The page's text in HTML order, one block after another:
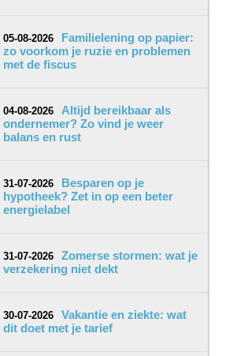
05-08-2026
Familielening op papier:
zo voorkom je ruzie en problemen
met de fiscus
04-08-2026
Altijd bereikbaar als
ondernemer? Zo vind je weer
balans en rust
31-07-2026
Besparen op je
hypotheek? Zet in op een beter
energielabel
31-07-2026
Zomerse stormen: wat je
verzekering niet dekt
30-07-2026
Vakantie en ziekte: wat
dit doet met je tarief